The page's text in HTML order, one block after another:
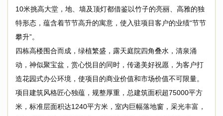
10米挑高大堂，地、墙及顶灯都借鉴以竹子的亮丽、高雅的独
特形态，蕴含着节节高升的寓意，使入驻项目客户的业绩“节节
攀升”。
四栋高楼围合而成，绿植繁盛，露天庭院四角叠水，清泉涌
动，神似聚宝盆，赏心悦目的同时，传递美好祝愿，为客户打
造花园式办公环境，使项目的商业价值和市场价值不可限量。
项目建筑风格匠心独蕴，规整厚重，总建筑面积超75000平方
米，标准层面积达1240平方米，室内巨幅落地窗，采光丰富，